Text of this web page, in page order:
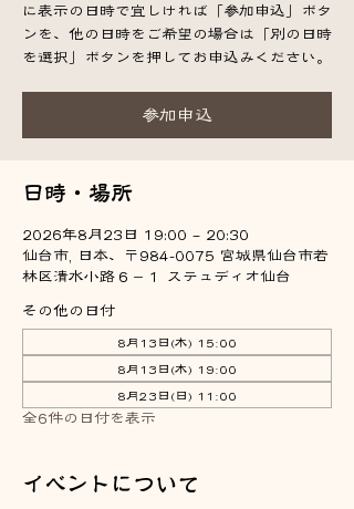
に表示の日時で宜しければ「参加申込」ボタ
ンを、他の日時をご希望の場合は「別の日時
を選択」ボタンを押してお申込みください。
参加申込
日時・場所
2026年8月23日 19:00 – 20:30
仙台市, 日本、〒984-0075 宮城県仙台市若
林区清水小路６−１ ステュディオ仙台
その他の日付
8月13日(木) 15:00
8月13日(木) 19:00
8月23日(日) 11:00
全6件の日付を表示
イベントについて